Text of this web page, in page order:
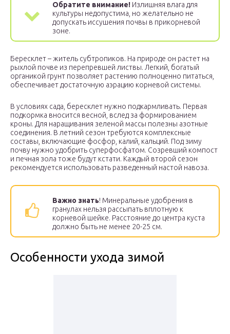
Обратите внимание! Излишняя влага для
культуры недопустима, но желательно не
допускать иссушения почвы в прикорневой
зоне.
Бересклет – житель субтропиков. На природе он растет на
рыхлой почве из перепревшей листвы. Легкий, богатый
органикой грунт позволяет растению полноценно питаться,
обеспечивает достаточную аэрацию корневой системы.
В условиях сада, бересклет нужно подкармливать. Первая
подкормка вносится весной, вслед за формированием
кроны. Для наращивания зеленой массы полезны азотные
соединения. В летний сезон требуются комплексные
составы, включающие фосфор, калий, кальций. Под зиму
почву нужно удобрить суперфосфатом. Созревший компост
и печная зола тоже будут кстати. Каждый второй сезон
рекомендуется использовать разведенный настой навоза.
Важно знать! Минеральные удобрения в
гранулах нельзя рассыпать вплотную к
корневой шейке. Расстояние до центра куста
должно быть не менее 20-25 см.
Особенности ухода зимой